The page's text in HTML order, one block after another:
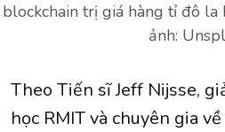
blockchain trị giá hàng tỉ đô
ảnh:
Theo Tiến sĩ Jeff Nijsse,
học RMIT và chuyên gia